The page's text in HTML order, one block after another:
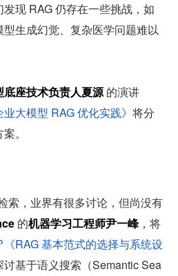
现 RAG 仍存在一些挑战，如
生成幻觉、复杂医学问题难以
座技术负责人夏源 的演讲
大模型 RAG 优化实践》 将分
。
索，业界有很多讨论，但尚没有
的机器学习工程师尹一峰，将
《RAG 基本范式的选择与系统设
基于语义搜索（Semantic Sea